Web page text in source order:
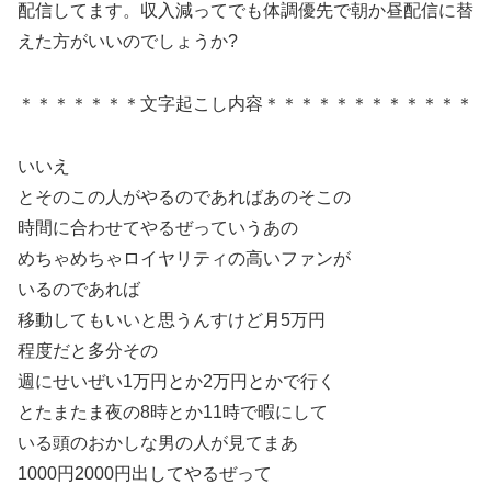
配信してます。収入減ってでも体調優先で朝か昼配信に替
えた方がいいのでしょうか?
＊＊＊＊＊＊＊文字起こし内容＊＊＊＊＊＊＊＊＊＊＊＊
いいえ
とそのこの人がやるのであればあのそこの
時間に合わせてやるぜっていうあの
めちゃめちゃロイヤリティの高いファンが
いるのであれば
移動してもいいと思うんすけど月5万円
程度だと多分その
週にせいぜい1万円とか2万円とかで行く
とたまたま夜の8時とか11時で暇にして
いる頭のおかしな男の人が見てまあ
1000円2000円出してやるぜって